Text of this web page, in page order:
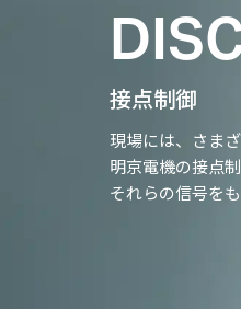
接点制御
現場には、さま
明京電機の接点制
それらの信号をも